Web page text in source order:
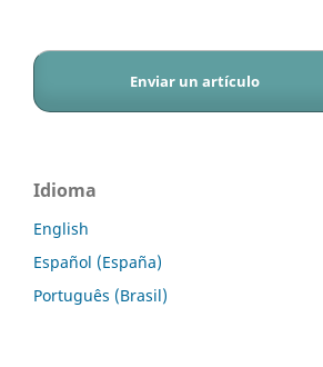
Enviar un artículo
Idioma
English
Español (España)
Português (Brasil)